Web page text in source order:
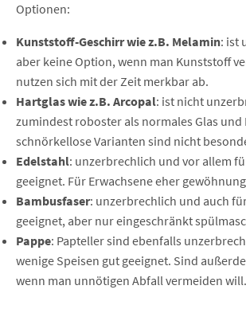
Optionen:
Kunststoff-Geschirr wie z.B. Melamin: ist
aber keine Option, wenn man Kunststoff
nutzen sich mit der Zeit merkbar ab.
Hartglas wie z.B. Arcopal: ist nicht
zumindest roboster als normales Glas und
schnörkellose Varianten sind nicht
Edelstahl: unzerbrechlich und vor allem
geeignet. Für Erwachsene eher
Bambusfaser: unzerbrechlich und auch
geeignet, aber nur eingeschränkt
Pappe: Papteller sind ebenfalls
wenige Speisen gut geeignet. Sind
wenn man unnötigen Abfall vermeiden will.